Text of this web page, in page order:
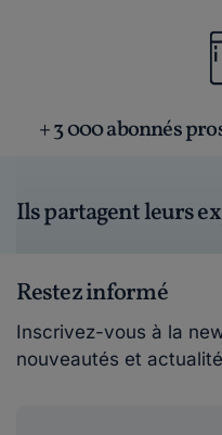
+ 3 000 abonnés
Ils partagent leurs
Restez informé
Inscrivez-vous à la
nouveautés et